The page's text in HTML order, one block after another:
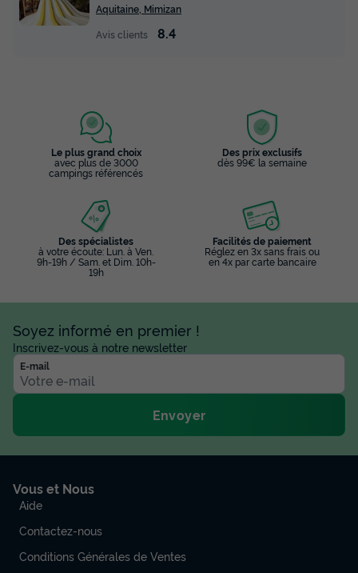
Aquitaine, Mimizan
Avis clients
8.4
Le plus grand choix
avec plus de 3000
campings référencés
Des prix exclusifs
dès 99€ la semaine
Des spécialistes
à votre écoute: Lun. à Ven.
9h-19h / Sam. et Dim. 10h-
19h
Facilités de paiement
Réglez en 3x sans frais ou
en 4x par carte bancaire
Soyez informé en premier !
Inscrivez-vous à notre newsletter
E-mail
Envoyer
Vous et Nous
Aide
Contactez-nous
Conditions Générales de Ventes